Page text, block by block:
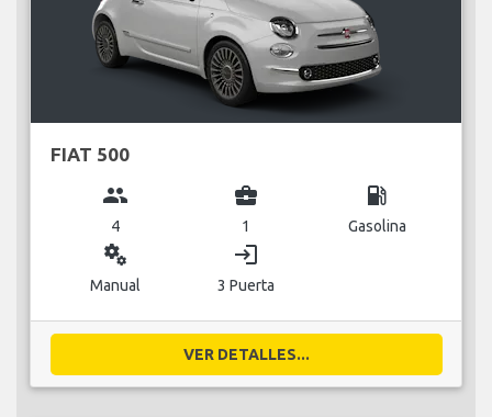
FIAT 500
group
4
business_center
1
local_gas_station
Gasolina
miscellaneous_services
Manual
login
3 Puerta
VER DETALLES...